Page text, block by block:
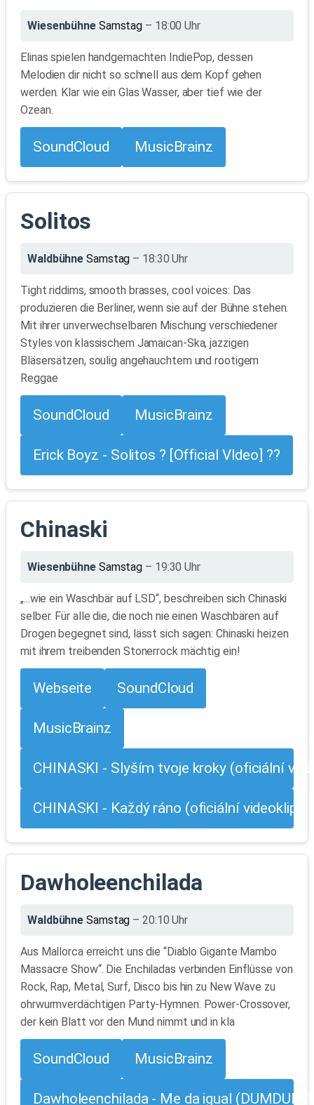
Wiesenbühne Samstag – 18:00 Uhr
Elinas spielen handgemachten IndiePop, dessen
Melodien dir nicht so schnell aus dem Kopf gehen
werden. Klar wie ein Glas Wasser, aber tief wie der
Ozean.
SoundCloud MusicBrainz
Solitos
Waldbühne Samstag – 18:30 Uhr
Tight riddims, smooth brasses, cool voices: Das
produzieren die Berliner, wenn sie auf der Bühne stehen.
Mit ihrer unverwechselbaren Mischung verschiedener
Styles von klassischem Jamaican-Ska, jazzigen
Bläsersätzen, soulig angehauchtem und rootigem
Reggae
SoundCloud MusicBrainz
Erick Boyz - Solitos ? [Official VIdeo] ??
Chinaski
Wiesenbühne Samstag – 19:30 Uhr
„...wie ein Waschbär auf LSD“, beschreiben sich Chinaski
selber. Für alle die, die noch nie einen Waschbären auf
Drogen begegnet sind, lässt sich sagen: Chinaski heizen
mit ihrem treibenden Stonerrock mächtig ein!
Webseite SoundCloud
MusicBrainz
CHINASKI - Slyším tvoje kroky (oficiální
CHINASKI - Každý ráno (oficiální videoklip)
Dawholeenchilada
Waldbühne Samstag – 20:10 Uhr
Aus Mallorca erreicht uns die “Diablo Gigante Mambo
Massacre Show“. Die Enchiladas verbinden Einflüsse von
Rock, Rap, Metal, Surf, Disco bis hin zu New Wave zu
ohrwurmverdächtigen Party-Hymnen. Power-Crossover,
der kein Blatt vor den Mund nimmt und in kla
SoundCloud MusicBrainz
Dawholeenchilada - Me da igual (DUMDUM